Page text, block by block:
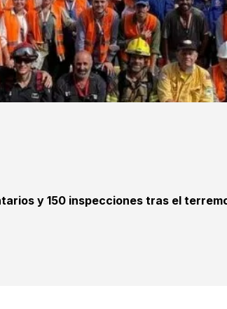
y 150 inspecciones tras el